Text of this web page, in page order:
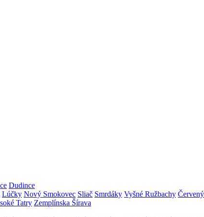
Dudince
Lúčky Nový Smokovec Sliač Smrdáky Vyšné Ružbachy
Tatry Zemplínska Šírava